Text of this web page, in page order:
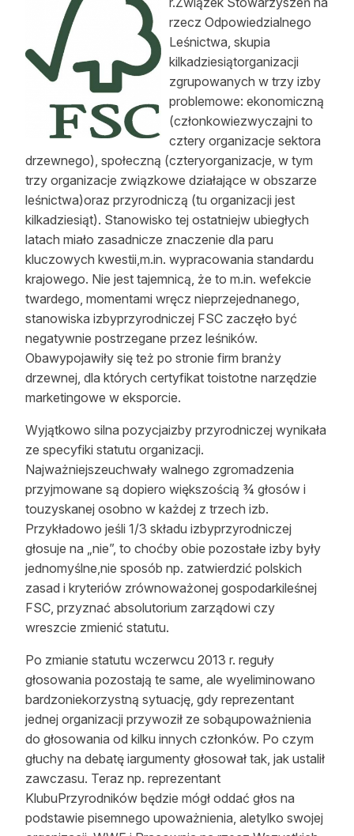
O nas
100 lat „Lasu Polskiego”
Prenumerata
Zostań autorem
Archiwum
Kontakt
rzecz Odpowiedzialnego
Leśnictwa, skupia
kilkadziesiątorganizacji
zgrupowanych w trzy izby
problemowe: ekonomiczną
(członkowiezwyczajni to
cztery organizacje sektora
drzewnego), społeczną (czteryorganizacje, w tym
trzy organizacje związkowe działające w obszarze
leśnictwa)oraz przyrodniczą (tu organizacji jest
kilkadziesiąt). Stanowisko tej ostatniejw ubiegłych
latach miało zasadnicze znaczenie dla paru
kluczowych kwestii,m.in. wypracowania standardu
krajowego. Nie jest tajemnicą, że to m.in. wefekcie
twardego, momentami wręcz nieprzejednanego,
stanowiska izbyprzyrodniczej FSC zaczęło być
negatywnie postrzegane przez leśników.
Obawypojawiły się też po stronie firm branży
drzewnej, dla których certyfikat toistotne narzędzie
marketingowe w eksporcie.
Wyjątkowo silna pozycjaizby przyrodniczej wynikała
ze specyfiki statutu organizacji.
Najważniejszeuchwały walnego zgromadzenia
przyjmowane są dopiero większością ¾ głosów i
touzyskanej osobno w każdej z trzech izb.
Przykładowo jeśli 1/3 składu izbyprzyrodniczej
głosuje na „nie”, to choćby obie pozostałe izby były
jednomyślne,nie sposób np. zatwierdzić polskich
zasad i kryteriów zrównoważonej gospodarkileśnej
FSC, przyznać absolutorium zarządowi czy
wreszcie zmienić statutu.
Po zmianie statutu wczerwcu 2013 r. reguły
głosowania pozostają te same, ale wyeliminowano
bardzoniekorzystną sytuację, gdy reprezentant
jednej organizacji przywoził ze sobąupoważnienia
do głosowania od kilku innych członków. Po czym
głuchy na debatę iargumenty głosował tak, jak ustalił
zawczasu. Teraz np. reprezentant
KlubuPrzyrodników będzie mógł oddać głos na
podstawie pisemnego upoważnienia, aletylko swojej